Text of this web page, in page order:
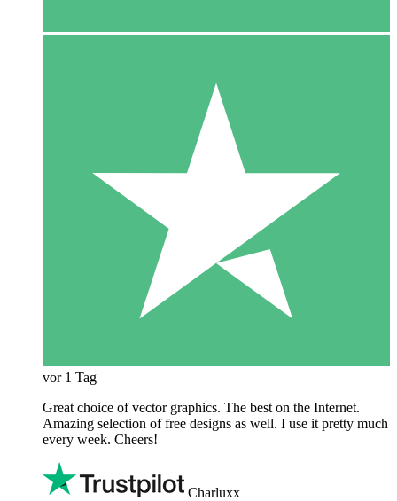
vor 1 Tag
Great choice of vector graphics. The best on the Internet.
Amazing selection of free designs as well. I use it pretty much
every week. Cheers!
Charluxx